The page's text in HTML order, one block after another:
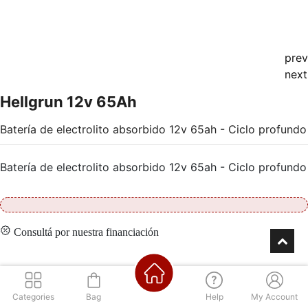
prev
next
Hellgrun 12v 65Ah
Batería de electrolito absorbido 12v 65ah - Ciclo profundo
Batería de electrolito absorbido 12v 65ah - Ciclo profundo
Consultá por nuestra financiación
Contáctenos
Categories Bag Help My Account